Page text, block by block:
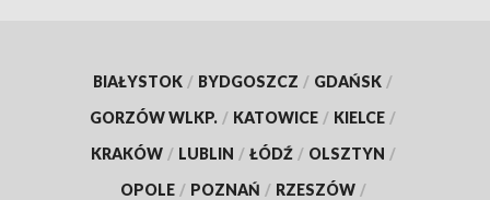
BIAŁYSTOK / BYDGOSZCZ / GDAŃSK /
GORZÓW WLKP. / KATOWICE / KIELCE /
KRAKÓW / LUBLIN / ŁÓDŹ / OLSZTYN /
OPOLE / POZNAŃ / RZESZÓW /